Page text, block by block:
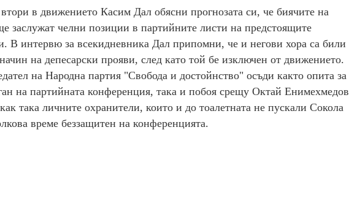
в движението Касим Дал обясни прогнозата си, че биячите на
заслужат челни позиции в партийните листи на предстоящите
В интервю за всекидневника Дал припомни, че и негови хора са били
на депесарски прояви, след като той бе изключен от движението.
на Народна партия "Свобода и достойнство" осъди както опита за
на партийната конференция, така и побоя срещу Октай Енимехмедов
така личните охранители, които и до тоалетната не пускали Сокола
време беззащитен на конференцията.